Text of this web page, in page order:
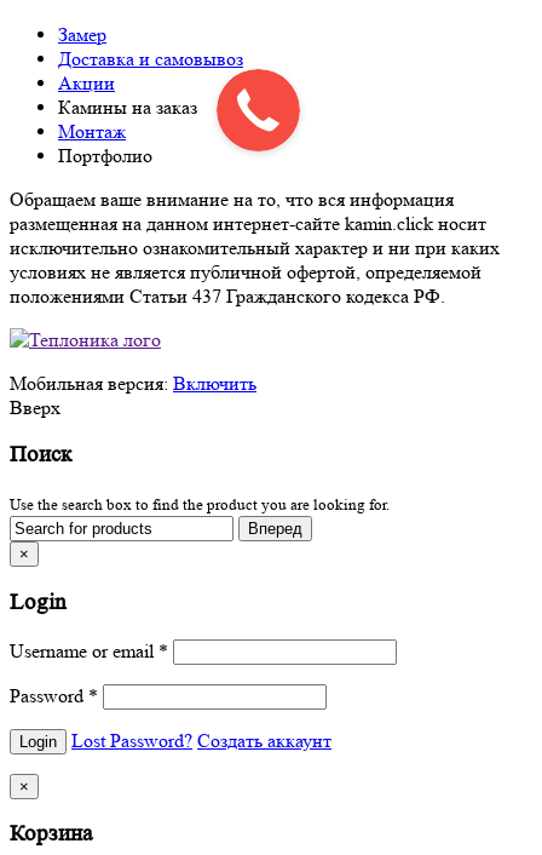
Замер
Доставка и самовывоз
Акции
Камины на заказ
Монтаж
Портфолио
Обращаем ваше внимание на то, что вся информация
размещенная на данном интернет-сайте kamin.click носит
исключительно ознакомительный характер и ни при каких
условиях не является публичной офертой, определяемой
положениями Статьи 437 Гражданского кодекса РФ.
Мобильная версия: Включить
Вверх
Поиск
Use the search box to find the product you are looking for.
×
Login
Username or email *
Password *
Lost Password? Создать аккаунт
×
Корзина